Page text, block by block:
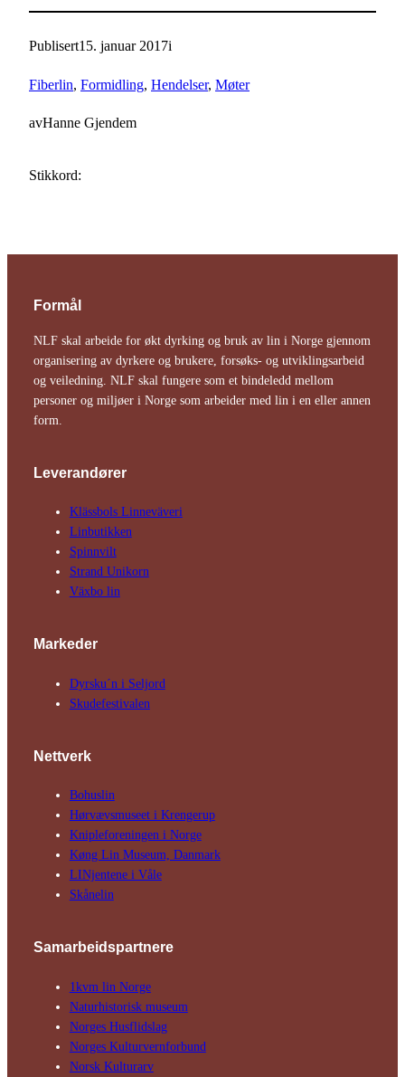
Publisert15. januar 2017i
Fiberlin, Formidling, Hendelser, Møter
avHanne Gjendem
Stikkord:
Formål
NLF skal arbeide for økt dyrking og bruk av lin i Norge gjennom
organisering av dyrkere og brukere, forsøks- og utviklingsarbeid
og veiledning. NLF skal fungere som et bindeledd mellom
personer og miljøer i Norge som arbeider med lin i en eller annen
form.
Leverandører
Klässbols Linne­väveri
Linbutikken
Spinnvilt
Strand Unikorn
Växbo lin
Markeder
Dyrsku´n i Seljord
Skude­fes­tivalen
Nettverk
Bohuslin
Hørvævs­museet i Krengerup
Kniple­foreningen i Norge
Køng Lin Museum, Danmark
LINjentene i Våle
Skånelin
Samarbeids­partnere
1kvm lin Norge
Natur­his­torisk­ museum
Norges Husflids­lag
Norges Kultur­vern­forbund
Norsk Kulturarv